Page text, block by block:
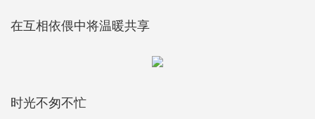
在互相依偎中将温暖共享
时光不匆不忙